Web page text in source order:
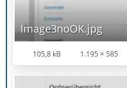
Image3noOK.jpg
105,8 kB 1.195 × 585